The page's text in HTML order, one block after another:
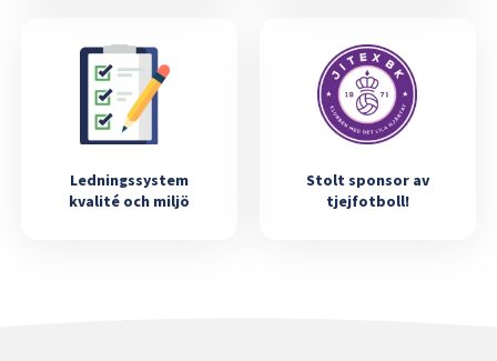
Ledningssystem
kvalité och miljö
Stolt sponsor av
tjejfotboll!